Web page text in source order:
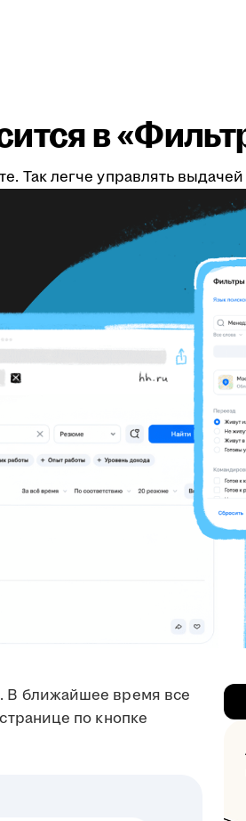
в
Так легче управлять
В ближайшее время все
по кнопке